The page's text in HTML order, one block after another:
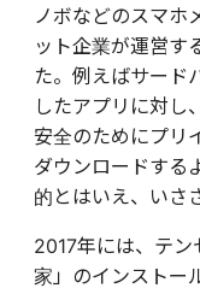
ノボなどのスマホ
ット企業が運営す
た。例えばサード
したアプリに対し
安全のためにプリ
ダウンロードする
的とはいえ、いさ
2017年には、テ
家」のインストー